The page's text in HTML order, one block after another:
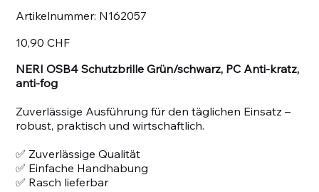
Artikelnummer: Artikelnummer:
N162057
N162057
10,90 CHF
NERI OSB4 Schutzbrille Grün/schwarz, PC Anti-kratz,
anti-fog
Zuverlässige Ausführung für den täglichen Einsatz –
robust, praktisch und wirtschaftlich.
✅ Zuverlässige Qualität
✅ Einfache Handhabung
✅ Rasch lieferbar